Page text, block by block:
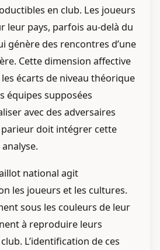
en club. Les joueurs
leur pays, parfois au-delà du
génère des rencontres d’une
Cette dimension affective
écarts de niveau théorique
équipes supposées
avec des adversaires
parieur doit intégrer cette
national agit
les joueurs et les cultures.
sous les couleurs de leur
à reproduire leurs
L’identification de ces